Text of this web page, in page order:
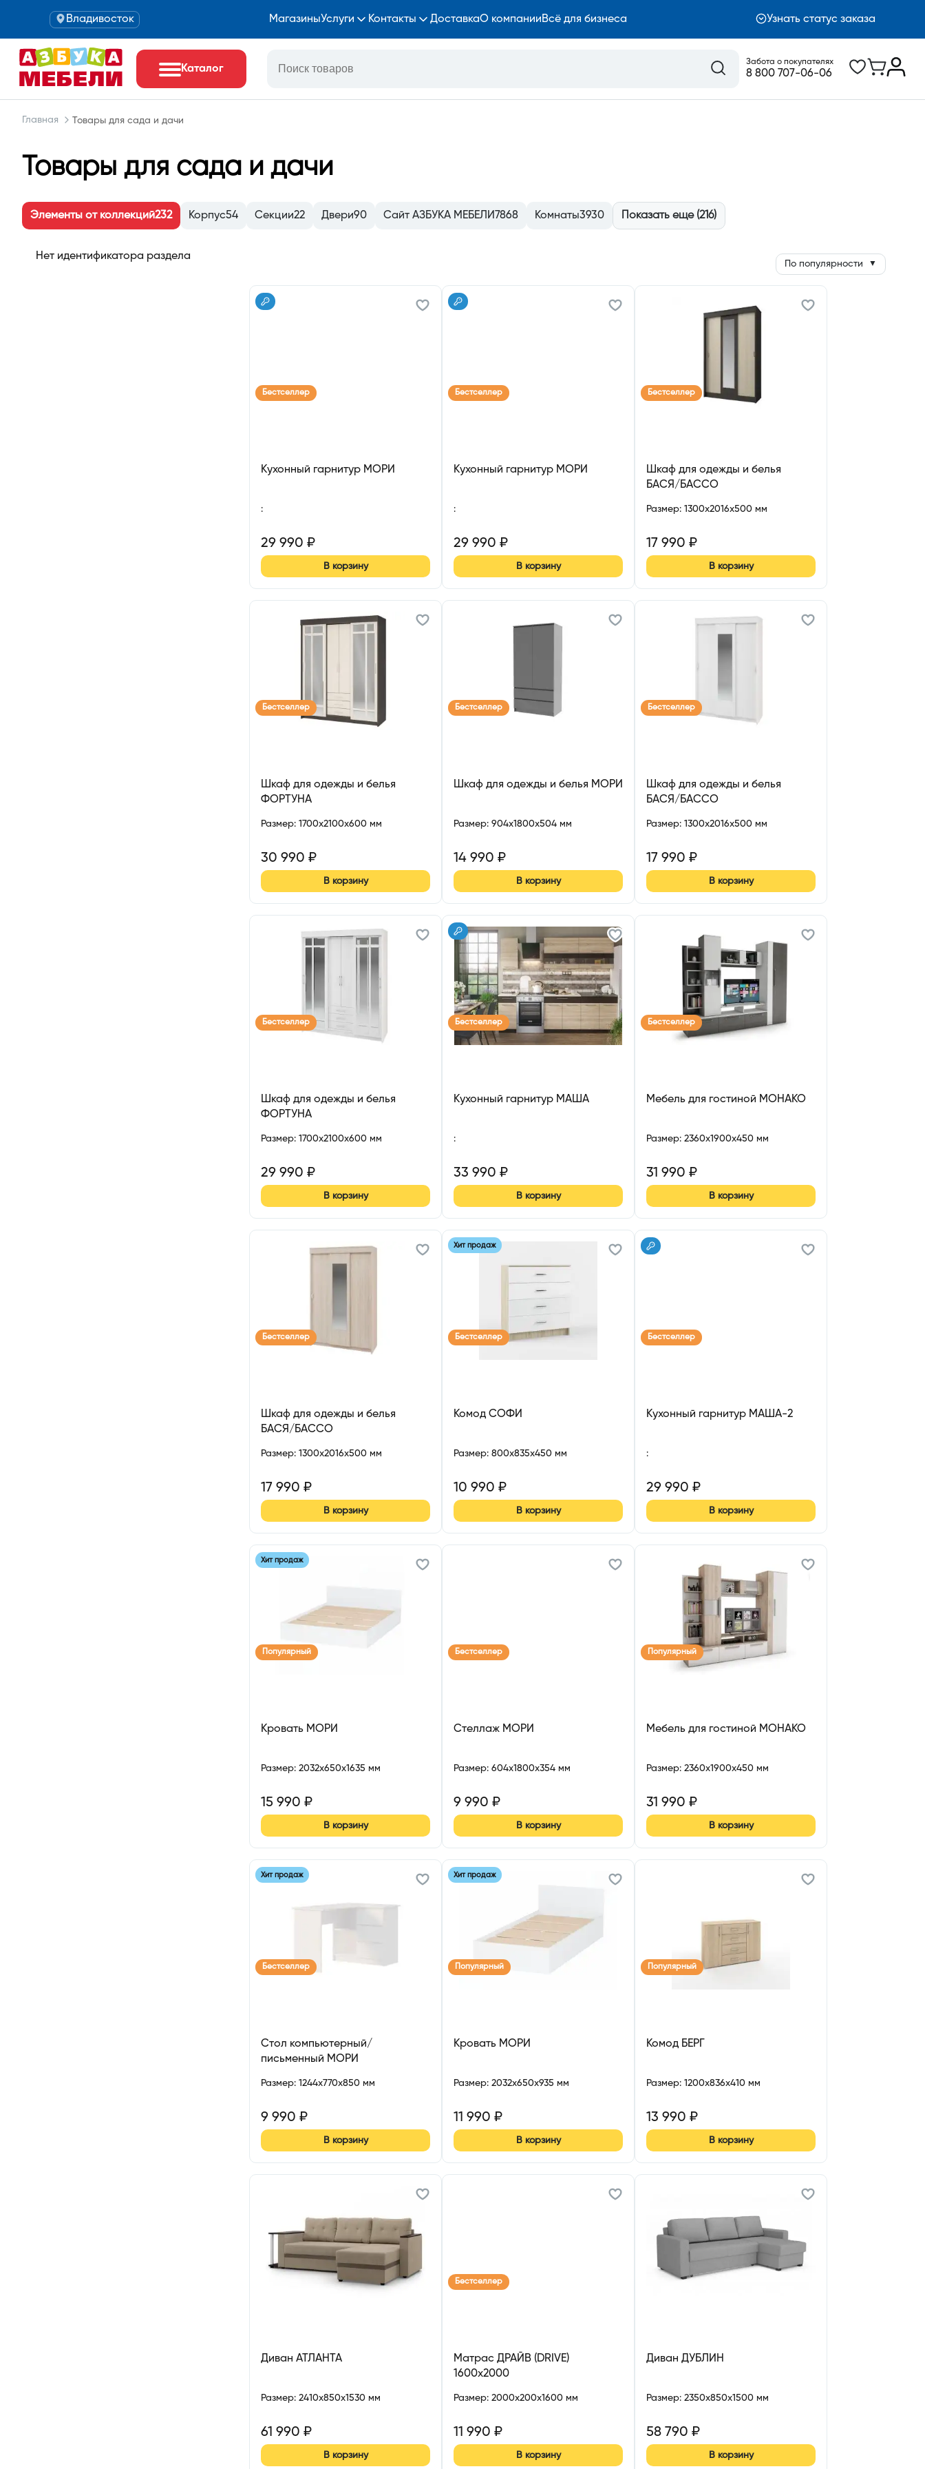
Владивосток МагазиныУслуги Контакты ДоставкаО компанииВсё для бизнеса Узнать статус заказа
Каталог
Забота о покупателях
8 800 707-06-06
Главная Товары для сада и дачи
Товары для сада и дачи
Элементы от коллекций232 Корпус54 Секции22 Двери90 Сайт АЗБУКА МЕБЕЛИ7868 Комнаты3930 Показать еще (216)
Нет идентификатора раздела
По популярности ▼
Бестселлер
Кухонный гарнитур МОРИ
:
29 990 ₽
В корзину
Бестселлер
Кухонный гарнитур МОРИ
:
29 990 ₽
В корзину
Бестселлер
Шкаф для одежды и белья
БАСЯ/БАССО
Размер: 1300x2016x500 мм
17 990 ₽
В корзину
Бестселлер
Шкаф для одежды и белья
ФОРТУНА
Размер: 1700x2100x600 мм
30 990 ₽
В корзину
Бестселлер
Шкаф для одежды и белья МОРИ
Размер: 904x1800x504 мм
14 990 ₽
В корзину
Бестселлер
Шкаф для одежды и белья
БАСЯ/БАССО
Размер: 1300x2016x500 мм
17 990 ₽
В корзину
Бестселлер
Шкаф для одежды и белья
ФОРТУНА
Размер: 1700x2100x600 мм
29 990 ₽
В корзину
Бестселлер
Кухонный гарнитур МАША
:
33 990 ₽
В корзину
Бестселлер
Мебель для гостиной МОНАКО
Размер: 2360x1900x450 мм
31 990 ₽
В корзину
Бестселлер
Шкаф для одежды и белья
БАСЯ/БАССО
Размер: 1300x2016x500 мм
17 990 ₽
В корзину
Хит продаж
Бестселлер
Комод СОФИ
Размер: 800x835x450 мм
10 990 ₽
В корзину
Бестселлер
Кухонный гарнитур МАША-2
:
29 990 ₽
В корзину
Хит продаж
Популярный
Кровать МОРИ
Размер: 2032x650x1635 мм
15 990 ₽
В корзину
Бестселлер
Стеллаж МОРИ
Размер: 604x1800x354 мм
9 990 ₽
В корзину
Популярный
Мебель для гостиной МОНАКО
Размер: 2360x1900x450 мм
31 990 ₽
В корзину
Хит продаж
Бестселлер
Стол компьютерный/
письменный МОРИ
Размер: 1244x770x850 мм
9 990 ₽
В корзину
Хит продаж
Популярный
Кровать МОРИ
Размер: 2032x650x935 мм
11 990 ₽
В корзину
Популярный
Комод БЕРГ
Размер: 1200x836x410 мм
13 990 ₽
В корзину
Диван АТЛАНТА
Размер: 2410x850x1530 мм
61 990 ₽
В корзину
Бестселлер
Матрас ДРАЙВ (DRIVE)
1600х2000
Размер: 2000x200x1600 мм
11 990 ₽
В корзину
Диван ДУБЛИН
Размер: 2350x850x1500 мм
58 790 ₽
В корзину